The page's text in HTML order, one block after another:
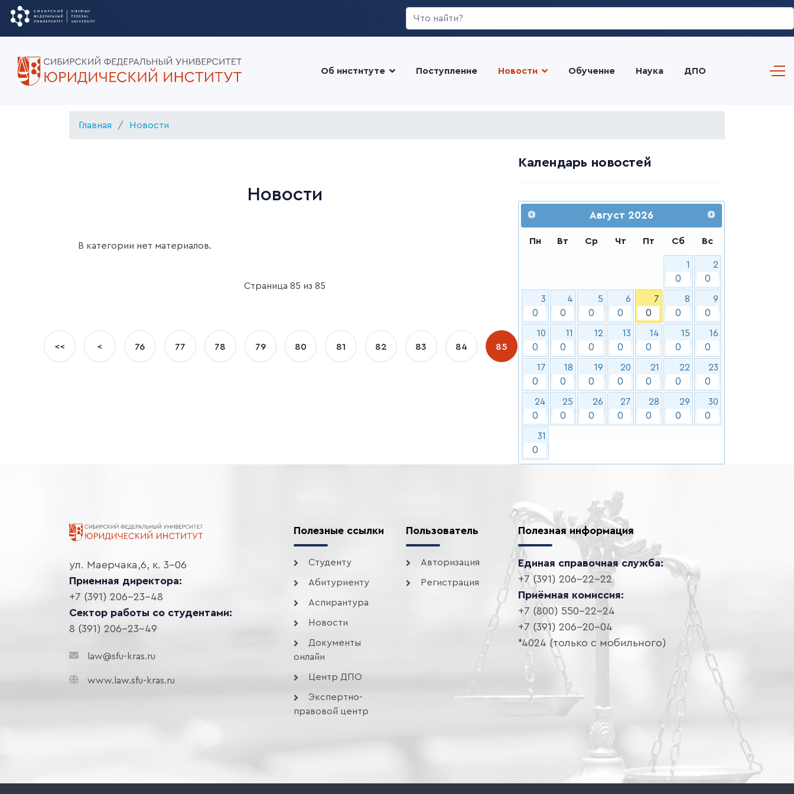
Искать...
Об институте Поступление Новости Обучение Наука ДПО
Главная Новости
Новости
В категории нет материалов.
Страница 85 из 85
<< < 76 77 78 79 80 81 82 83 84 85
Календарь новостей
Август 2026
Пн Вт Ср Чт Пт Сб Вс
1
0
2
0
3
0
4
0
5
0
6
0
7
0
8
0
9
0
10
0
11
0
12
0
13
0
14
0
15
0
16
0
17
0
18
0
19
0
20
0
21
0
22
0
23
0
24
0
25
0
26
0
27
0
28
0
29
0
30
0
31
0
ул. Маерчака,6, к. 3-06
Приемная директора:
+7 (391) 206-23-48
Сектор работы со студентами:
8 (391) 206-23-49
law@sfu-kras.ru
www.law.sfu-kras.ru
Полезные ссылки
Студенту
Абитуриенту
Аспирантура
Новости
Документы
онлайн
Центр ДПО
Экспертно-
правовой центр
Пользователь
Авторизация
Регистрация
Полезная информация
Единая справочная служба:
+7 (391) 206-22-22
Приёмная комиссия:
+7 (800) 550-22-24
+7 (391) 206-20-04
*4024 (только с мобильного)